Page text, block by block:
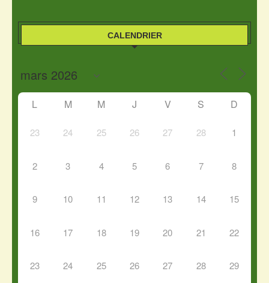
CALENDRIER
L M M J V S D
23 24 25 26 27 28 1
2 3 4 5 6 7 8
9 10 11 12 13 14 15
16 17 18 19 20 21 22
23 24 25 26 27 28 29